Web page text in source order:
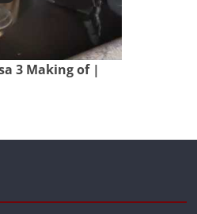
3 Making of |